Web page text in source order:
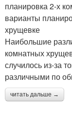
планировка 2-х
варианты
хрущевке
Наибольшие
комнатных
случилось из-за
различными по
читать дальше →